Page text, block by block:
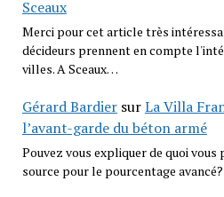
Sceaux
Merci pour cet article très
décideurs prennent en compte
villes. A Sceaux…
Gérard BardiersurLa Villa
l’avant-garde du béton armé
Pouvez vous expliquer de quoi
source pour le pourcentage